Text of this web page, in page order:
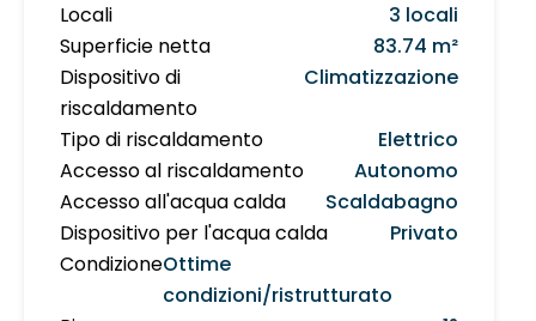
Locali
3 locali
Superficie netta
83.74 m²
Dispositivo di
riscaldamento
Climatizzazione
Tipo di riscaldamento
Elettrico
Accesso al riscaldamento
Autonomo
Accesso all'acqua calda
Scaldabagno
Dispositivo per l'acqua calda
Privato
CondizioneOttime
condizioni/ristrutturato